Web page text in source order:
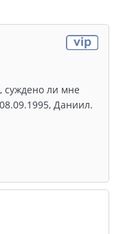
суждено ли мне
Даниил.